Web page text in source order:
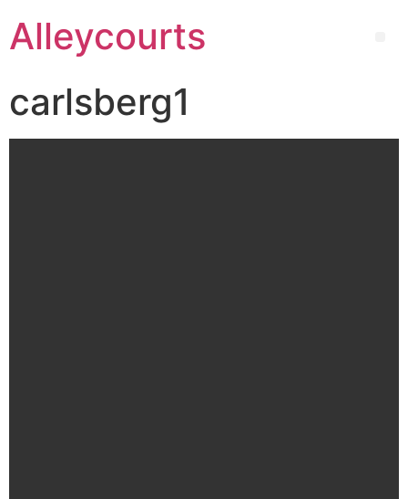
Alleycourts
carlsberg1